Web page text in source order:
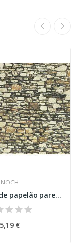
NOCH
57710 Folha de papelão parede de xisto extra...
5,19 €